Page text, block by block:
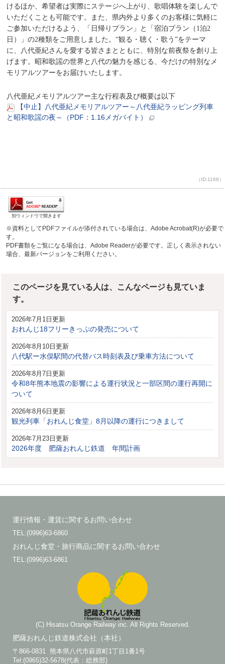
けるほか、希望者は実際にステージへ上がり、歌唱体験を楽しんで
いただくことも可能です。また、県内外より多くのお客様に気軽に
ご参加いただけるよう、「日帰りプラン」と「宿泊プラン（1泊2
日）」の2種類をご用意しました。“観る・聴く・歌う”をテーマ
に、八代亜紀さんを愛する皆さまとともに、特別な前夜祭を創り上
げます。昭和歌謡の世界と八代の魅力を感じる、今だけの特別なメ
モリアルツアーをお届けいたします。
八代亜紀メモリアルツアー主な行程表及び概要は以下
【中止】八代亜紀メモリアルツアー～八代亜紀ラッピング列車
と昭和歌謡の夜～（PDF：1.16メガバイト）
（ID:1168）
別ウィンドウで開きます
※資料としてPDFファイルが添付されている場合は、Adobe Acrobat(R)が必要で
す。
PDF書類をご覧になる場合は、Adobe Readerが必要です。正しく表示されない
場合、最新バージョンをご利用ください。
このページを見ている人は、こんなページも見ていま
す。
2026年7月1日更新
おれんじ18フリーきっぷの発売について
2026年8月10日更新
八代駅ー水俣駅間の代替バス時刻表及び乗車方法について
2026年8月7日更新
令和8年熊本地震の影響による運行状況と一部区間の運行再開に
ついて
2026年8月6日更新
観光列車「おれんじ食堂」8月以降の運行につきまして
2026年7月23日更新
2026年度 肥薩おれんじ鉄道 年間計画
運行情報・運賃に関するお問い合わせ
TEL:(0996)63-6860
おれんじ食堂・旅行商品に関するお問い合わせ
TEL:(0996)63-6861
(C) Hisatsu Orange Railway inc. All Rights Reserved.
肥薩おれんじ鉄道株式会社（本社）
〒866-0831 熊本県八代市萩原町1丁目1番1号
Tel:(0965)32-5678(代表：総務部)